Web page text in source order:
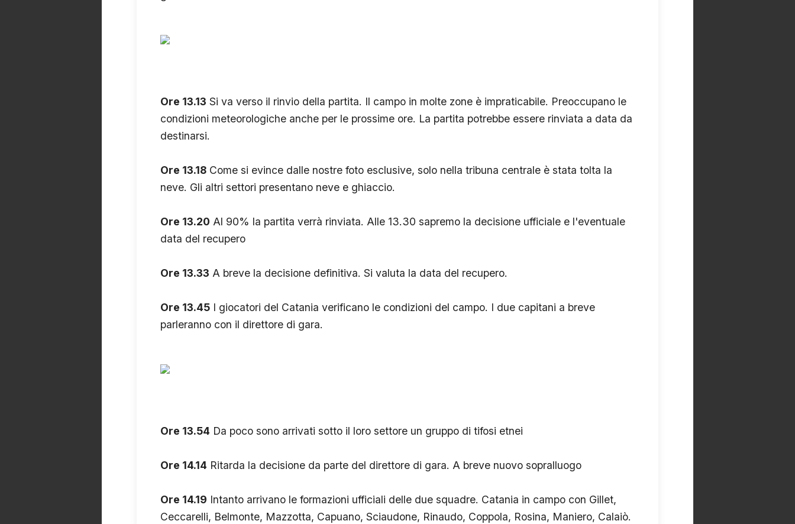
Ore 13.13 Si va verso il rinvio della partita. Il campo in molte zone è impraticabile. Preoccupano le
condizioni meteorologiche anche per le prossime ore. La partita potrebbe essere rinviata a data da
destinarsi.
Ore 13.18 Come si evince dalle nostre foto esclusive, solo nella tribuna centrale è stata tolta la
neve. Gli altri settori presentano neve e ghiaccio.
Ore 13.20 Al 90% la partita verrà rinviata. Alle 13.30 sapremo la decisione ufficiale e l'eventuale
data del recupero
Ore 13.33 A breve la decisione definitiva. Si valuta la data del recupero.
Ore 13.45 I giocatori del Catania verificano le condizioni del campo. I due capitani a breve
parleranno con il direttore di gara.
Ore 13.54 Da poco sono arrivati sotto il loro settore un gruppo di tifosi etnei
Ore 14.14 Ritarda la decisione da parte del direttore di gara. A breve nuovo sopralluogo
Ore 14.19 Intanto arrivano le formazioni ufficiali delle due squadre. Catania in campo con Gillet,
Ceccarelli, Belmonte, Mazzotta, Capuano, Sciaudone, Rinaudo, Coppola, Rosina, Maniero, Calaiò.